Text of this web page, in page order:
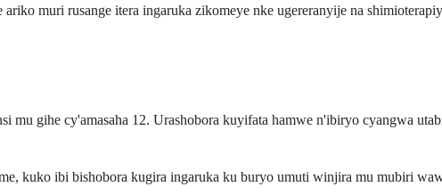
muri rusange itera ingaruka zikomeye nke ugereranyije na
gihe cy'amasaha 12. Urashobora kuyifata hamwe n'ibiryo cyangwa
kuko ibi bishobora kugira ingaruka ku buryo umuti winjira mu mubiri